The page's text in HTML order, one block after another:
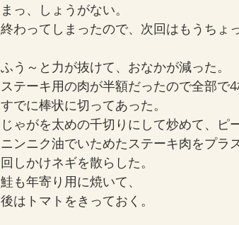
まっ、しょうがない。
終わってしまったので、次回はもうちょ
ふう～と力が抜けて、おなかが減った。
ステーキ用の肉が半額だったので全部で4
すでに棒状に切ってあった。
じゃがを太めの千切りにして炒めて、ピ
ニンニク油でいためたステーキ肉をプラ
回しかけネギを散らした。
鮭も年寄り用に焼いて、
後はトマトをきっておく。